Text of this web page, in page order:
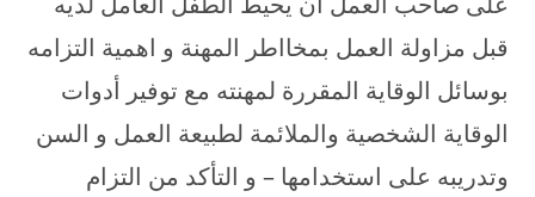
قبل مزاولة العمل بمخااطر المهنة و اهمية التزامه
بوسائل الوقاية المقررة لمهنته مع توفير أدوات
الوقاية الشخصية والملائمة لطبيعة العمل و السن
وتدريبه على استخدامها – و التأكد من التزام